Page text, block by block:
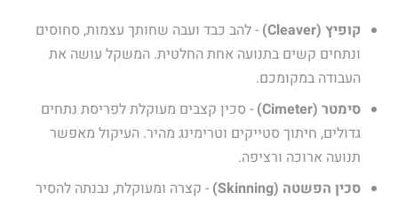
קופיץ (Cleaver)
- להב כבד ועבה שחותך עצמות, סחוסים
ונתחים קשים בתנועה אחת החלטית. המשקל עושה את
העבודה במקומכם.
סימטר (Cimeter)
- סכין קצבים מעוקלת לפריסת נתחים
גדולים, חיתוך סטייקים וטרימינג מהיר. העיקול מאפשר
תנועה ארוכה ורציפה.
סכין הפשטה (Skinning)
- קצרה ומעוקלת, נבנתה להסיר